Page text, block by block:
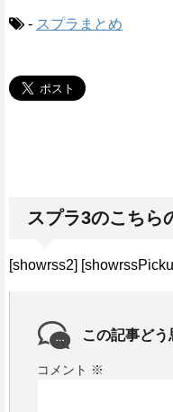
- スプラまとめ
スプラ3のこちら
[showrss2]
この記事どう
コメント ※